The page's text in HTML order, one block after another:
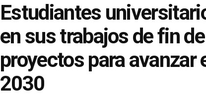
Estudiantes
en sus trabajos de fin
proyectos para avanzar
2030